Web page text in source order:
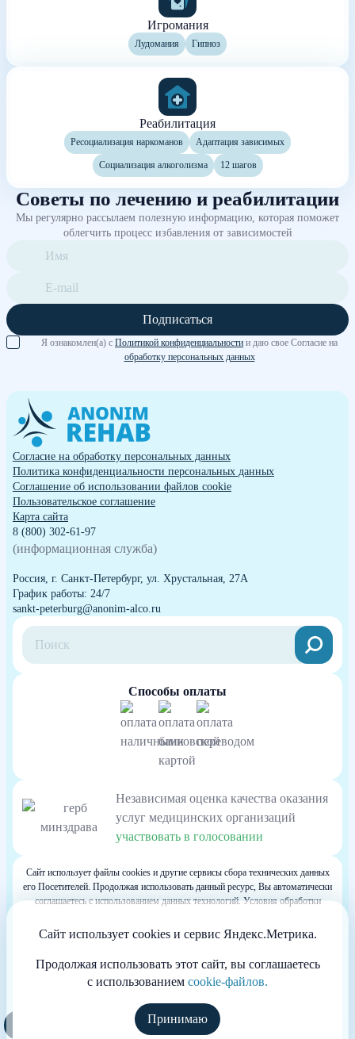
Игромания
Лудомания Гипноз
Реабилитация
Ресоциализация наркоманов Адаптация зависимых
Социализация алкоголизма 12 шагов
Советы по лечению и реабилитации
Мы регулярно рассылаем полезную информацию, которая поможет
облегчить процесс избавления от зависимостей
Подписаться
Я ознакомлен(а) с Политикой конфиденциальности и даю свое Согласие на
обработку персональных данных
Согласие на обработку персональных данных
Политика конфиденциальности персональных данных
Cоглашение об использовании файлов cookie
Пользовательское соглашение
Карта сайта
8 (800) 302-61-97
(информационная служба)
Россия, г. Санкт-Петербург, ул. Хрустальная, 27А
График работы: 24/7
sankt-peterburg@anonim-alco.ru
Способы оплаты
Независимая оценка качества оказания
услуг медицинских организаций
участвовать в голосовании
Сайт использует файлы cookies и другие сервисы сбора технических данных
его Посетителей. Продолжая использовать данный ресурс, Вы автоматически
соглашаетесь с использованием данных технологий. Условия обработки
согласны с подобными условиями, просим покинуть наш Сайт.
Весь контент, размещенный на информационном ресурсе, предназначен для
личного ознакомления и не является офертой
Информация сайта не может служить источником постановки диагноза и
назначения лечения.
Сайт принадлежит частной компании, не размещающей на нём рекламу. Не
является официальным сайтом клиники. Основная миссия сайта состоит в
оказании медицинской и информационной помощи больным.
Сайт использует cookies и сервис Яндекс.Метрика.
Продолжая использовать этот сайт, вы соглашаетесь
с использованием cookie-файлов.
Принимаю